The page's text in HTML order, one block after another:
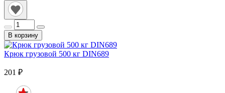
В корзину
Крюк грузовой 500 кг DIN689
201 ₽